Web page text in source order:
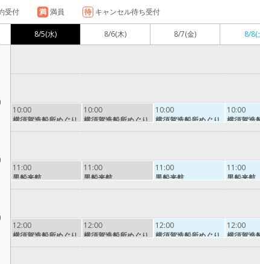
受付 満 満員 待 キャンセル待ち受付
8/5(水) 8/6(木) 8/7(金) 8/8(
10:00
横須賀造船所めぐり
11:00
黒船来航
12:00
横須賀造船所めぐり
10:00
横須賀造船所めぐり
11:00
黒船来航
12:00
横須賀造船所めぐり
10:00
横須賀造船所めぐり
11:00
黒船来航
12:00
横須賀造船所めぐり
10:00
横須賀造
11:00
黒船来航
12:00
横須賀造